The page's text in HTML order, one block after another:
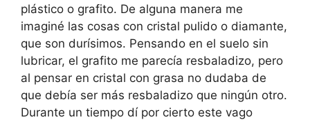
plástico o grafito. De alguna manera me
imaginé las cosas con cristal pulido o diamante,
que son durísimos. Pensando en el suelo sin
lubricar, el grafito me parecía resbaladizo, pero
al pensar en cristal con grasa no dudaba de
que debía ser más resbaladizo que ningún otro.
Durante un tiempo dí por cierto este vago